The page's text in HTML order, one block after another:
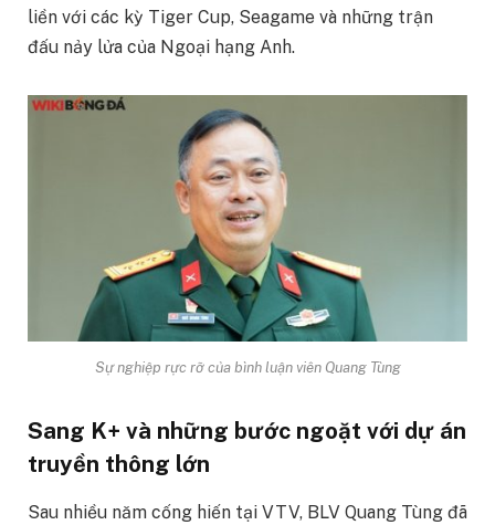
liền với các kỳ Tiger Cup, Seagame và những trận
đấu nảy lửa của Ngoại hạng Anh.
Sự nghiệp rực rỡ của bình luận viên Quang Tùng
Sang K+ và những bước ngoặt với dự án
truyền thông lớn
Sau nhiều năm cống hiến tại VTV, BLV Quang Tùng đã